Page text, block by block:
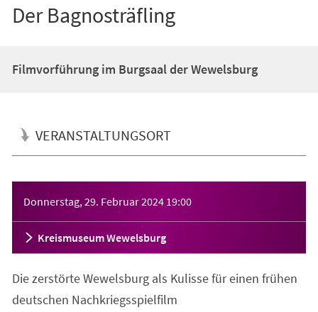
Der Bagnosträfling
Filmvorführung im Burgsaal der Wewelsburg
VERANSTALTUNGSORT
Donnerstag, 29. Februar 2024 19:00
Kreismuseum Wewelsburg
Die zerstörte Wewelsburg als Kulisse für einen frühen
deutschen Nachkriegsspielfilm